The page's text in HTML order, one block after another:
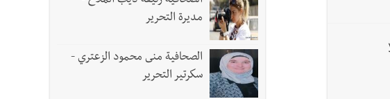
مديرة التحرير
الصحافية منى محمود الزعتري -
سكرتير التحرير